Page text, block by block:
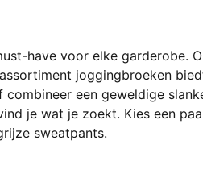
have voor elke garderobe.
joggingbroeken
een geweldige
je wat je zoekt. Kies een
sweatpants.